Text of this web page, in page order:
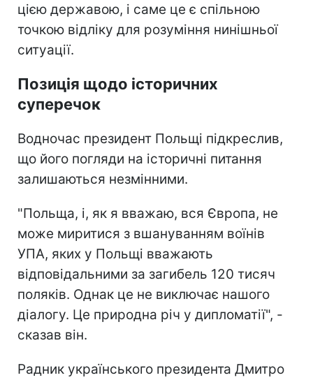
цією державою, і саме це є спільною
точкою відліку для розуміння нинішньої
ситуації.
Позиція щодо історичних
суперечок
Водночас президент Польщі підкреслив,
що його погляди на історичні питання
залишаються незмінними.
"Польща, і, як я вважаю, вся Європа, не
може миритися з вшануванням воїнів
УПА, яких у Польщі вважають
відповідальними за загибель 120 тисяч
поляків. Однак це не виключає нашого
діалогу. Це природна річ у дипломатії", -
сказав він.
Радник українського президента Дмитро